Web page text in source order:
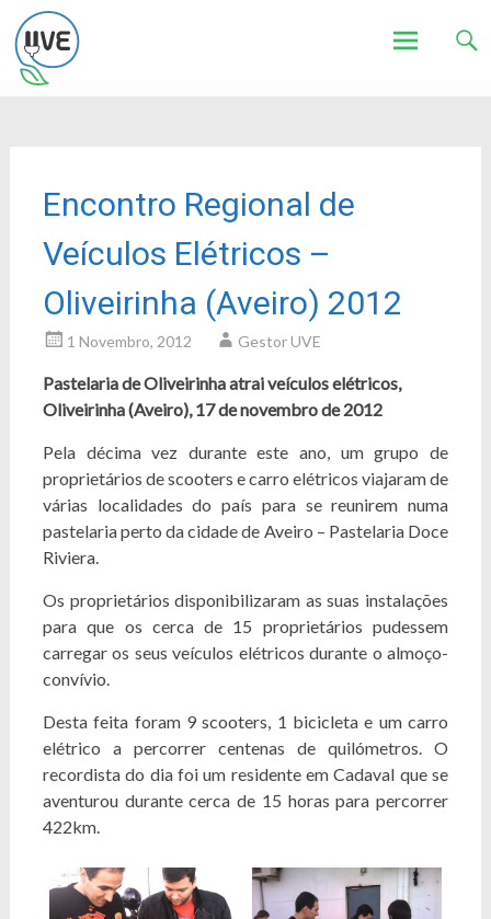
Encontro Regional de
Veículos Elétricos –
Oliveirinha (Aveiro) 2012
1 Novembro, 2012 Gestor UVE
Pastelaria de Oliveirinha atrai veículos elétricos,
Oliveirinha (Aveiro), 17 de novembro de 2012
Pela décima vez durante este ano, um grupo de
proprietários de scooters e carro elétricos viajaram de
várias localidades do país para se reunirem numa
pastelaria perto da cidade de Aveiro – Pastelaria Doce
Riviera.
Os proprietários disponibilizaram as suas instalações
para que os cerca de 15 proprietários pudessem
carregar os seus veículos elétricos durante o almoço-
convívio.
Desta feita foram 9 scooters, 1 bicicleta e um carro
elétrico a percorrer centenas de quilómetros. O
recordista do dia foi um residente em Cadaval que se
aventurou durante cerca de 15 horas para percorrer
422km.